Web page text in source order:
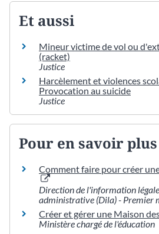
Et aussi
Mineur victime de vol ou
(racket)
Justice
Harcèlement et violences
Provocation au suicide
Justice
Pour en savoir plus
Comment faire pour créer
Direction de l'information
administrative (Dila) - Premier
Créer et gérer une Maison
Ministère chargé de l'éducation